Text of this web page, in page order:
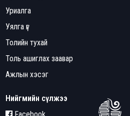
Уриалга
Уялга үг
Толийн тухай
Толь ашиглах заавар
Ажлын хэсэг
Нийгмийн сүлжээ